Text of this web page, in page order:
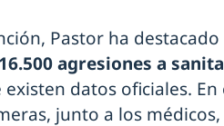
Pastor ha destacado
agresiones a
datos oficiales.
junto a los